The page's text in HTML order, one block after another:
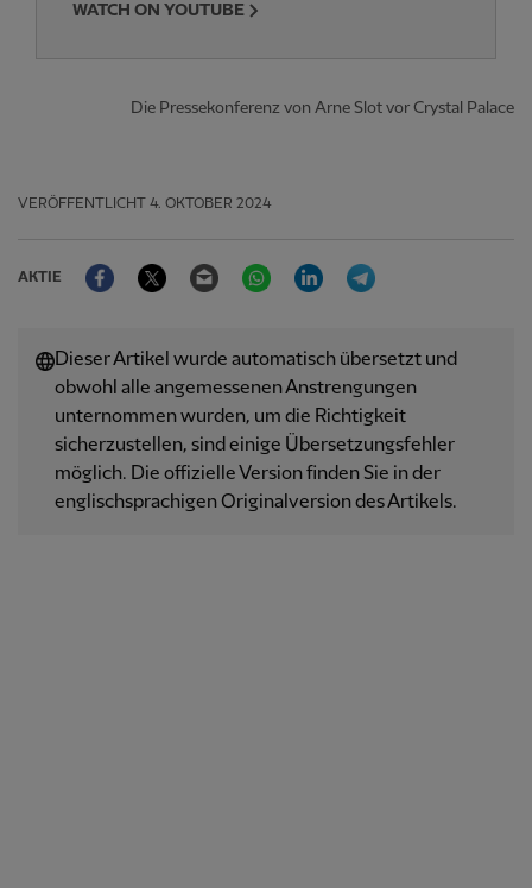
WATCH ON YOUTUBE
Die Pressekonferenz von Arne Slot vor Crystal Palace
VERÖFFENTLICHT 4. OKTOBER 2024
AKTIE
FacebookTwitter Email WhatsAppLinkedIn
Dieser Artikel wurde automatisch übersetzt und
obwohl alle angemessenen Anstrengungen
unternommen wurden, um die Richtigkeit
sicherzustellen, sind einige Übersetzungsfehler
möglich. Die offizielle Version finden Sie in der
englischsprachigen Originalversion des Artikels.